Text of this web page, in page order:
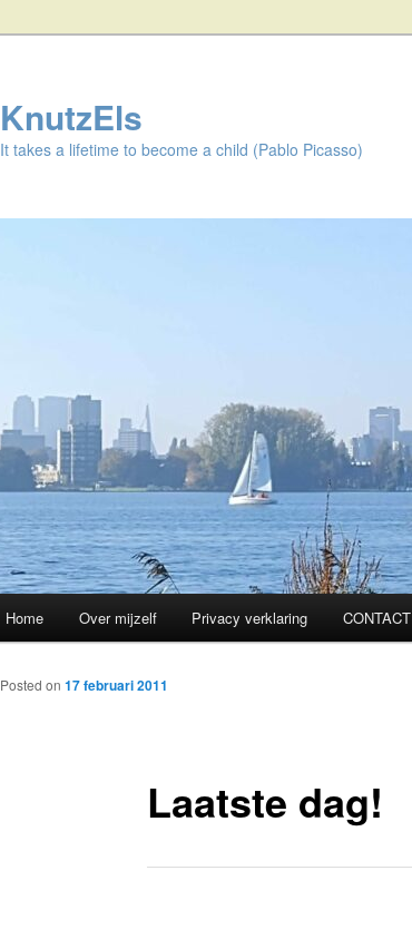
KnutzEls
It takes a lifetime to become a child (Pablo Picasso)
Skip
to
Home Over mijzelf Privacy verklaring CONTACT
Laatste dag!
Posted on 17 februari 2011